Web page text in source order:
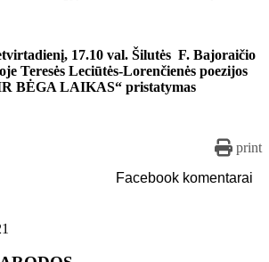
17.10 val. Šilutės F. Bajoraičio
Teresės Leciūtės-Lorenčienės poezijos
BĖGA LAIKAS“ pristatymas
print
Facebook komentarai